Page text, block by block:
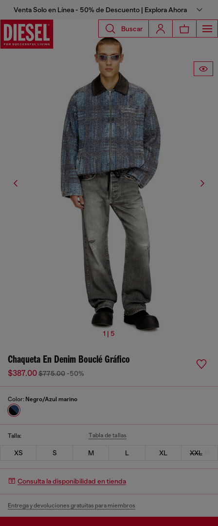
Venta Solo en Línea - 50% de Descuento | Explora Ahora
Buscar
1 | 5
Chaqueta En Denim Bouclé Gráfico
$387.00$775.00 -50%
Color: Negro/Azul marino
Talla: Tabla de tallas
XS S M L XL XXL
Consulta la disponibilidad en tienda
Entrega y devoluciones gratuitas para miembros